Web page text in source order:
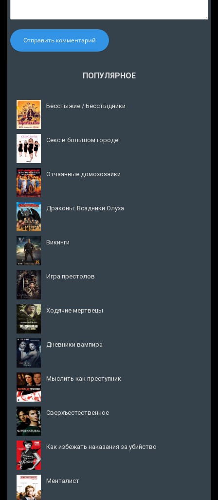
Отправить комментарий
ПОПУЛЯРНОЕ
Бесстыжие / Бесстыдники
Секс в большом городе
Отчаянные домохозяйки
Драконы: Всадники Олуха
Викинги
Игра престолов
Ходячие мертвецы
Дневники вампира
Мыслить как преступник
Сверхъестественное
Как избежать наказания за убийство
Менталист